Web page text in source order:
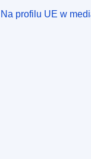
Na profilu UE w